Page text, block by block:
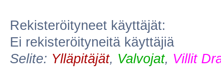
Rekisteröityneet käyttäjät:
Ei rekisteröityneitä käyttäjiä
Selite: Ylläpitäjät, Valvojat, Villit